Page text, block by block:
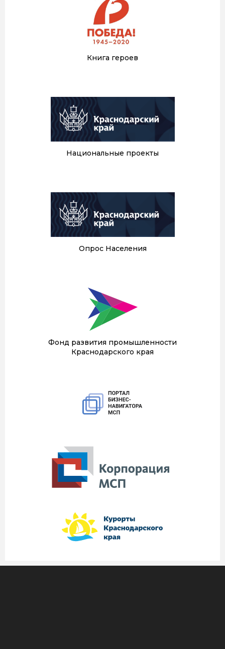
Книга героев
Национальные проекты
Опрос Населения
Фонд развития промышленности
Краснодарского края